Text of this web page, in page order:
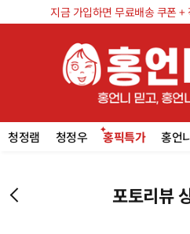
지금 가입하면 무료배송 쿠폰
청정램 청정우 홍픽특가 홍언
포토리뷰